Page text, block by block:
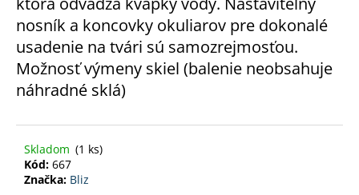
nosník a koncovky okuliarov pre dokonalé
usadenie na tvári sú samozrejmosťou.
Možnosť výmeny skiel (balenie neobsahuje
náhradné sklá)
Skladom (1 ks)
Kód: 667
Značka: Bliz
o
r
ú
č
a
m
SPECTRUM
PINK